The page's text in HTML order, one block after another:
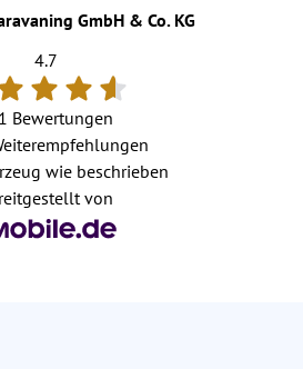
GmbH & Co. KG
4.7
Bewertungen
wie beschrieben
von